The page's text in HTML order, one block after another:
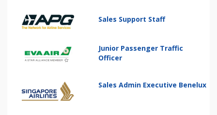
Sales Support Staff
Junior Passenger Traffic
Officer
Sales Admin Executive Benelux